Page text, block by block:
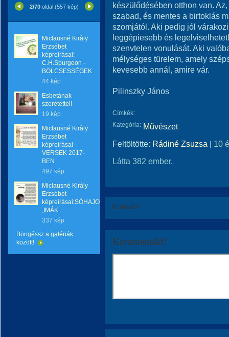
2/70 oldal (557 kép)
Miclausné Király
Erzsébet
képreirásai:
C.H.Spurgeon -
BÖLCSESSÉGEK
44 kép
Esbetának
szeretettel!
19 kép
Miclausné Király
Erzsébet
képreírásai -
VERSEK 2017-
BEN
497 kép
Miclausné Király
Erzsébet
képreírásai:SÓHAJOK
,IMÁK
337 kép
Böngéssz a galériák
között!
készülődésében otthon van.
szabad, és mentes a birtoklás
szomjától. Aki pedig jól
leggépiesebb és
szenvtelen vonulását. Aki
mélységes türelem, amely
kevesebb annál, amire vár.
Pilinszky János
Címkék:
Kategória: Művészet
Feltöltötte: Rádiné Zsuzsa | 10
Látta 382 ember.
Értékeld!
Kommentáld!